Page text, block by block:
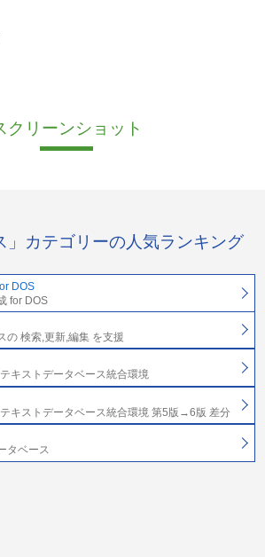
クリーンショット
」カテゴリーの人気ランキング
DOS
for DOS
の 検索,更新,編集 を支援
キストデータベース統合環境
キストデータベース統合環境 第5版→6版 差分
タベース